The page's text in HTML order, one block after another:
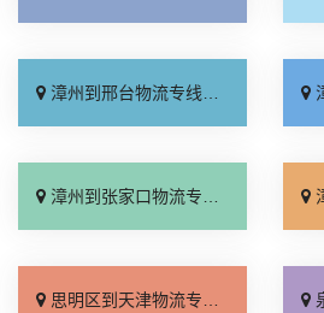
漳州到邢台物流专线_按时送达「运价实惠」
漳州到张家口物流专线_运价查询「门到门配送」
思明区到天津物流专线_门到门接送「多久能到」